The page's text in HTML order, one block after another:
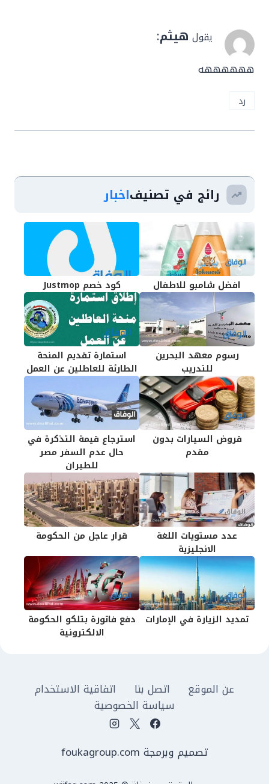
يقول هيثم:
ههههههه
رد
رائج في تصنيفاخبار
افضل شامبو للاطفال كود خصم Justmop
رسوم معهد البحرين
للتدريب
استمارة تقديم المنحة
الطارئة للعاطلين عن العمل
قروض السيارات بدون
مقدم
استرجاع قيمة التذكرة في
حال عدم السفر مصر
للطيران
عدد مستويات اللغة
الانجليزية
قرار عاجل من الحكومة
تمديد الزيارة في الإمارات
دفع فاتورة بتلكو الحكومة
الالكترونية
عن الموقع اتصل بنا
اتفاقية الاستخدام
سياسة الخصوصية
تصميم وبرمجة foukagroup.com